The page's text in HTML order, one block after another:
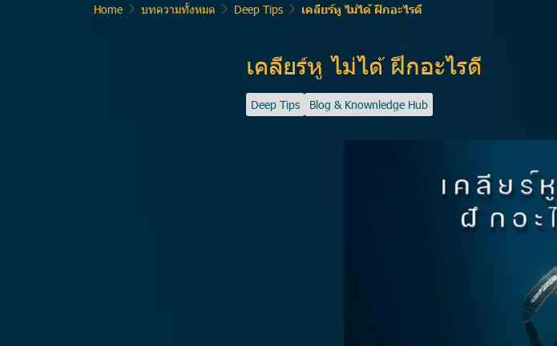
Home บทความทั้งหมด Deep Tips เคลียร์หู ไม่ได้ ฝึกอะไรดี
เคลียร์หู ไม่ได้ ฝึกอะไรดี
Deep Tips Blog & Knownledge Hub